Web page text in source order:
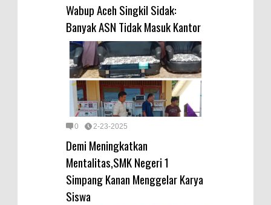
Wabup Aceh Singkil Sidak:
Banyak ASN Tidak Masuk Kantor
0 2-23-2025
Demi Meningkatkan
Mentalitas,SMK Negeri 1
Simpang Kanan Menggelar Karya
Siswa